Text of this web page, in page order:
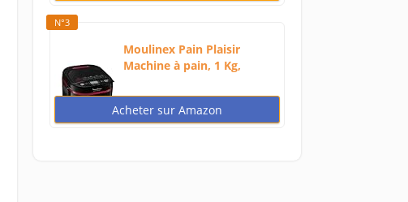
N°3
Moulinex Pain Plaisir
Machine à pain, 1 Kg,
Acheter sur Amazon